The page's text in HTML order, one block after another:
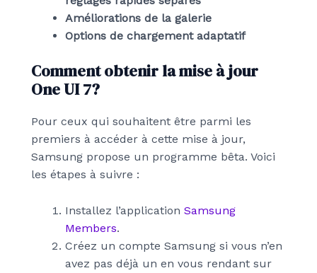
Améliorations de la galerie
Options de chargement adaptatif
Comment obtenir la mise à jour
One UI 7?
Pour ceux qui souhaitent être parmi les
premiers à accéder à cette mise à jour,
Samsung propose un programme bêta. Voici
les étapes à suivre :
Installez l’application Samsung
Members.
Créez un compte Samsung si vous n’en
avez pas déjà un en vous rendant sur